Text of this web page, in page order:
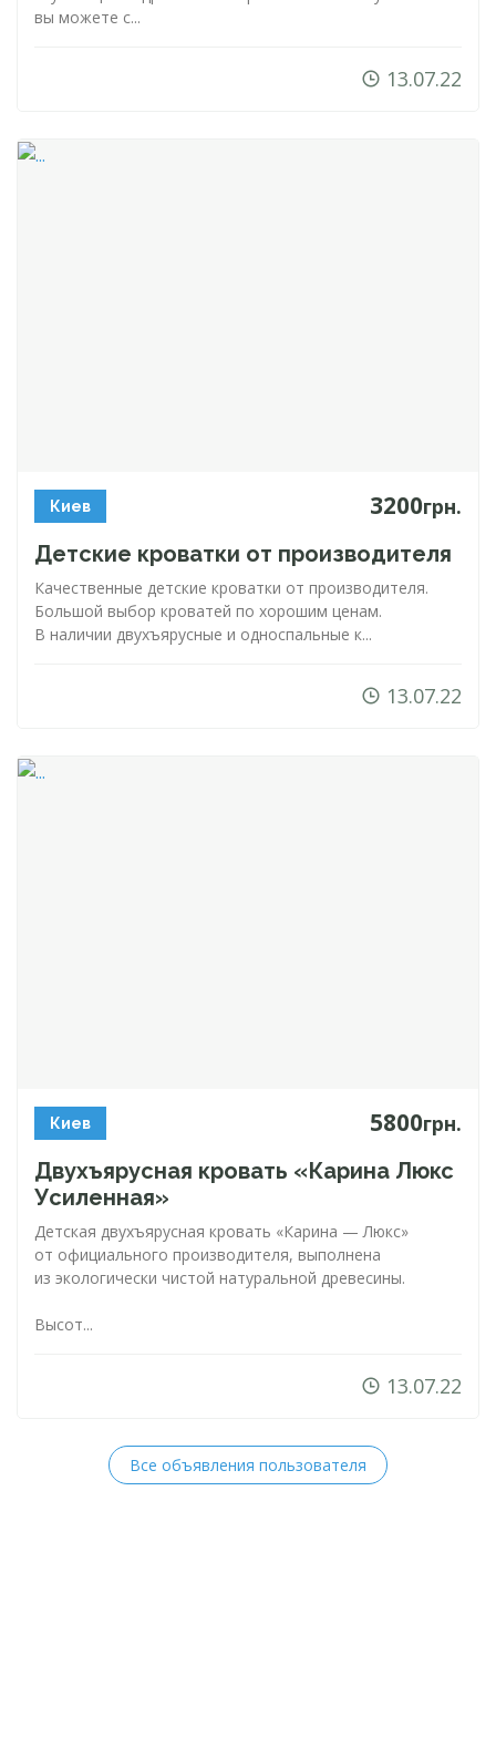
вы можете с...
13.07.22
Киев 3200грн.
Детские кроватки от производителя
Качественные детские кроватки от производителя.
Большой выбор кроватей по хорошим ценам.
В наличии двухъярусные и односпальные к...
13.07.22
Киев 5800грн.
Двухъярусная кровать «Карина Люкс
Усиленная»
Детская двухъярусная кровать «Карина — Люкс»
от официального производителя, выполнена
из экологически чистой натуральной древесины.
Высот...
13.07.22
Все объявления пользователя